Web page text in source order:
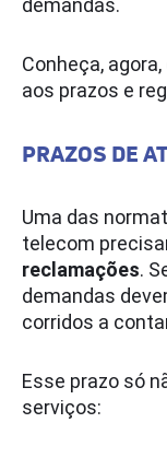
demandas.
Conheça,
aos prazos e
PRAZOS DE
Uma das
telecom
reclamações.
demandas
corridos a
Esse prazo só
serviços: